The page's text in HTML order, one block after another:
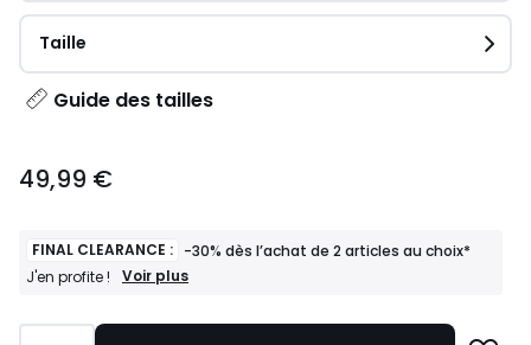
Taille
Guide des tailles
€.
49,99 €
FINAL CLEARANCE : -30% dès l’achat de 2 articles au choix*
J'en profite !
FINAL
Voir plus